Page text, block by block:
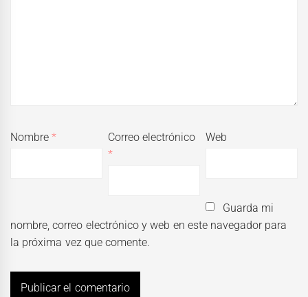
Nombre*
Correo electrónico
*
Web
Guarda mi
nombre, correo electrónico y web en este navegador para
la próxima vez que comente.